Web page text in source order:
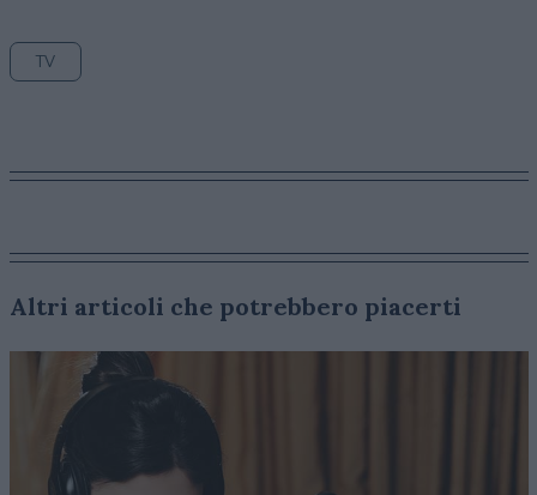
TV
Altri articoli che potrebbero piacerti